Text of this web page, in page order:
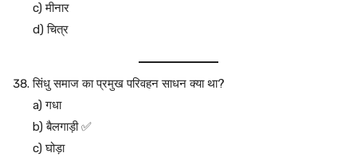
c) मीनार
d) चित्र
सिंधु समाज का प्रमुख परिवहन साधन क्या था?
a) गधा
b) बैलगाड़ी ✅
c) घोड़ा